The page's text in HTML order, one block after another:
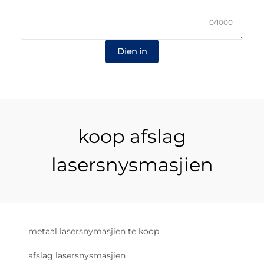
0/1000
Dien in
koop afslag
lasersnysmasjien
metaal lasersnymasjien te koop
afslag lasersnysmasjien